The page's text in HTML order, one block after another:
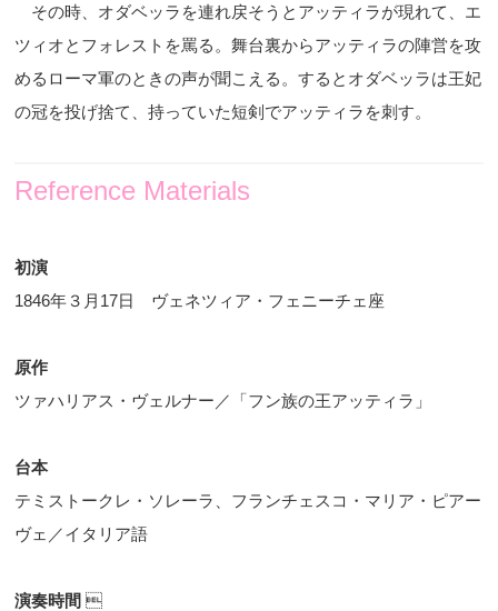
その時、オダベッラを連れ戻そうとアッティラが現れて、エ
ツィオとフォレストを罵る。舞台裏からアッティラの陣営を攻
めるローマ軍のときの声が聞こえる。するとオダベッラは王妃
の冠を投げ捨て、持っていた短剣でアッティラを刺す。
Reference Materials
初演
1846年３月17日 ヴェネツィア・フェニーチェ座
原作
ツァハリアス・ヴェルナー／「フン族の王アッティラ」
台本
テミストークレ・ソレーラ、フランチェスコ・マリア・ピアー
ヴェ／イタリア語
演奏時間 